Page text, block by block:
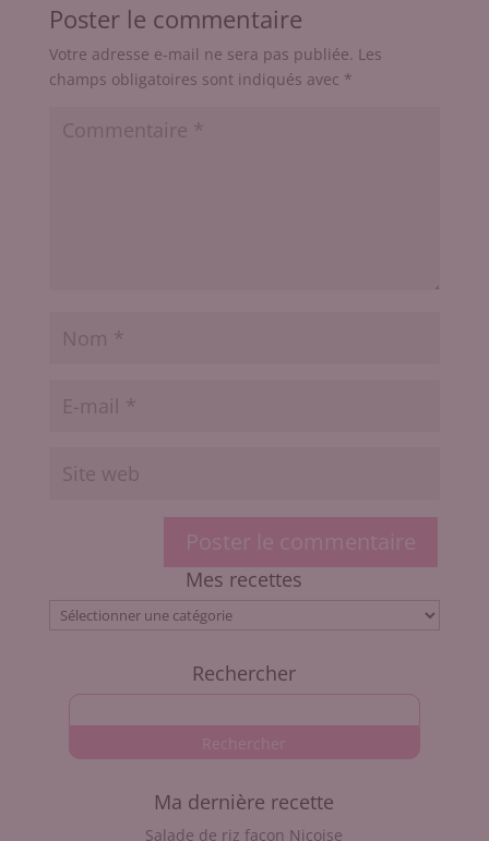
Poster le commentaire
Votre adresse e-mail ne sera pas publiée. Les
champs obligatoires sont indiqués avec *
Mes recettes
Mes
Rechercher
Ma dernière recette
Salade de riz façon Niçoise